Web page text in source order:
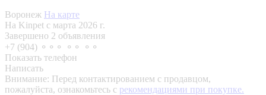
Воронеж На карте
На Kinpet c марта 2026 г.
Завершено 2 объявления
+7 (904) ⚬⚬⚬ ⚬⚬ ⚬⚬
Показать телефон
Написать
Внимание: Перед контактированием с продавцом,
пожалуйста, ознакомьтесь с рекомендациями при покупке.